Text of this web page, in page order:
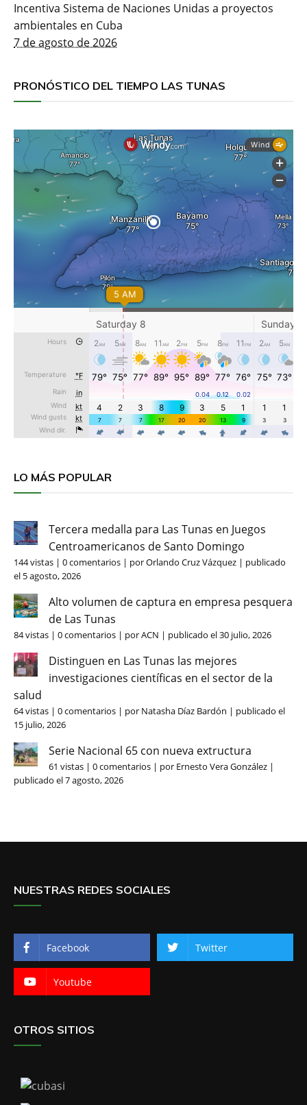
Incentiva Sistema de Naciones Unidas a proyectos
ambientales en Cuba
7 de agosto de 2026
PRONÓSTICO DEL TIEMPO LAS TUNAS
LO MÁS POPULAR
Tercera medalla para Las Tunas en Juegos
Centroamericanos de Santo Domingo
144 vistas | 0 comentarios | porOrlando Cruz Vázquez | publicado
el 5 agosto, 2026
Alto volumen de captura en empresa pesquera
de Las Tunas
84 vistas | 0 comentarios | porACN | publicado el 30 julio, 2026
Distinguen en Las Tunas las mejores
investigaciones científicas en el sector de la
salud
64 vistas | 0 comentarios | por Natasha Díaz Bardón | publicado el
15 julio, 2026
Serie Nacional 65 con nueva extructura
61 vistas | 0 comentarios | por Ernesto Vera González |
publicado el 7 agosto, 2026
NUESTRAS REDES SOCIALES
Facebook Twitter
Youtube
OTROS SITIOS